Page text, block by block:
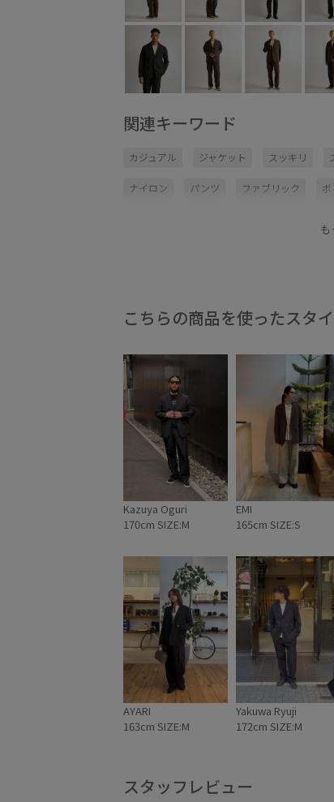
関連キーワード
カジュアル ジャケット スッキリ
ナイロン パンツ ファブリック
も
こちらの商品を使ったスタ
Kazuya Oguri
170cm SIZE:M
EMI
165cm SIZE:S
AYARI
163cm SIZE:M
Yakuwa Ryuji
172cm SIZE:M
スタッフレビュー